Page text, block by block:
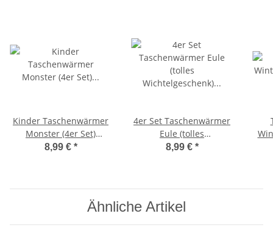
Kinder Taschenwärmer
Monster (4er Set)
Handwärmer
8,99 € *
4er Set Taschenwärmer
Eule (tolles
Wichtelgeschenk)
8,99 € *
Ähnliche Artikel